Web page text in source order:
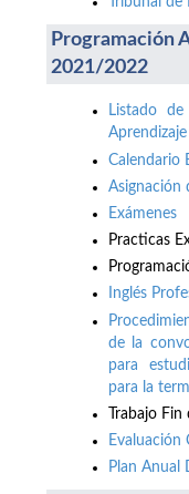
Programación
2021/2022
Listado
Aprendizaje
Calendario
Asignación
Exámenes
Practicas
Inglés
de la
para
para la
Trabajo
Evaluación
Plan Anual